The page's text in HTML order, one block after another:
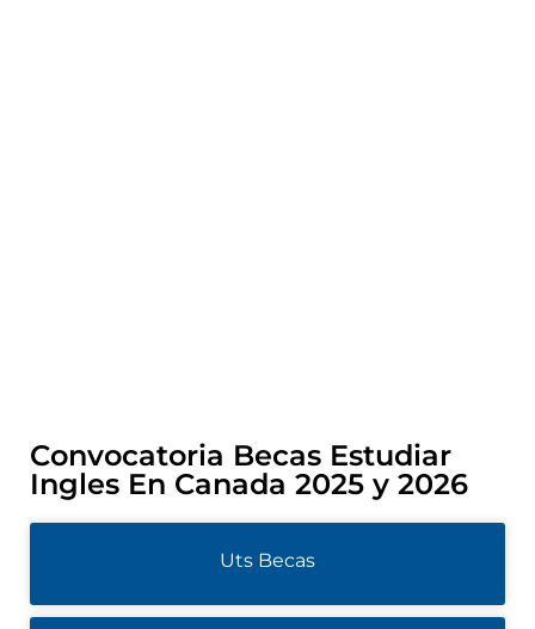
Convocatoria Becas Estudiar
Ingles En Canada 2025 y 2026
Uts Becas